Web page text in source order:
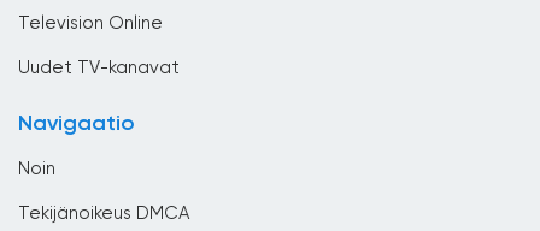
Television Online
Uudet TV-kanavat
Navigaatio
Noin
Tekijänoikeus DMCA